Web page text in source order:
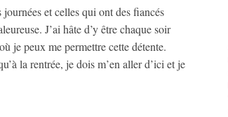
et celles qui ont des fiancés
J’ai hâte d’y être chaque soir
je peux me permettre cette détente.
la rentrée, je dois m’en aller d’ici et je